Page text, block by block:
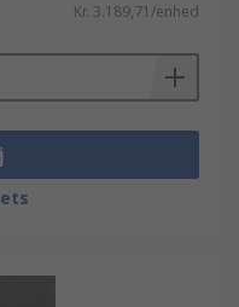
Kr. 3.189,71/enhed